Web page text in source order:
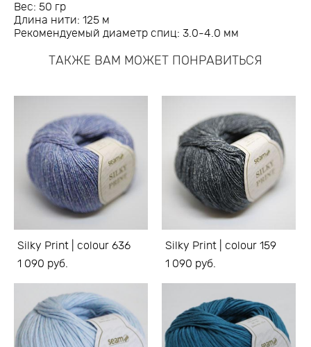
Вес: 50 гр
Длина нити: 125 м
Рекомендуемый диаметр спиц: 3.0-4.0 мм
ТАКЖЕ ВАМ МОЖЕТ ПОНРАВИТЬСЯ
Silky Print | colour 636
1 090 pуб.
Silky Print | colour 159
1 090 pуб.